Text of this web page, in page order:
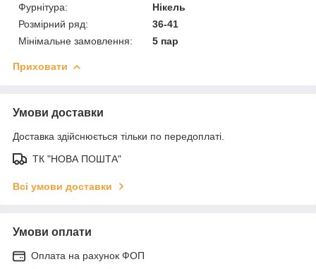
Фурнітура:
Нікель
Розмірний ряд:
36-41
Мінімальне замовлення:
5 пар
Приховати
Умови доставки
Доставка здійснюється тільки по передоплаті.
ТК "НОВА ПОШТА"
Всі умови доставки
Умови оплати
Оплата на рахунок ФОП